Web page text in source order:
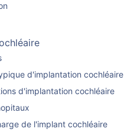
d'implantation cochléaire
d'implantation cochléaire
de l'implant cochléaire